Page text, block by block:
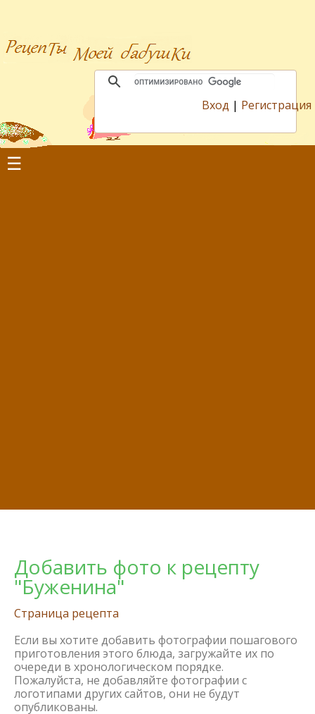
Вход | Регистрация
☰
Добавить фото к рецепту
"Буженина"
Страница рецепта
Если вы хотите добавить фотографии пошагового
приготовления этого блюда, загружайте их по
очереди в хронологическом порядке.
Пожалуйста, не добавляйте фотографии с
логотипами других сайтов, они не будут
опубликованы.